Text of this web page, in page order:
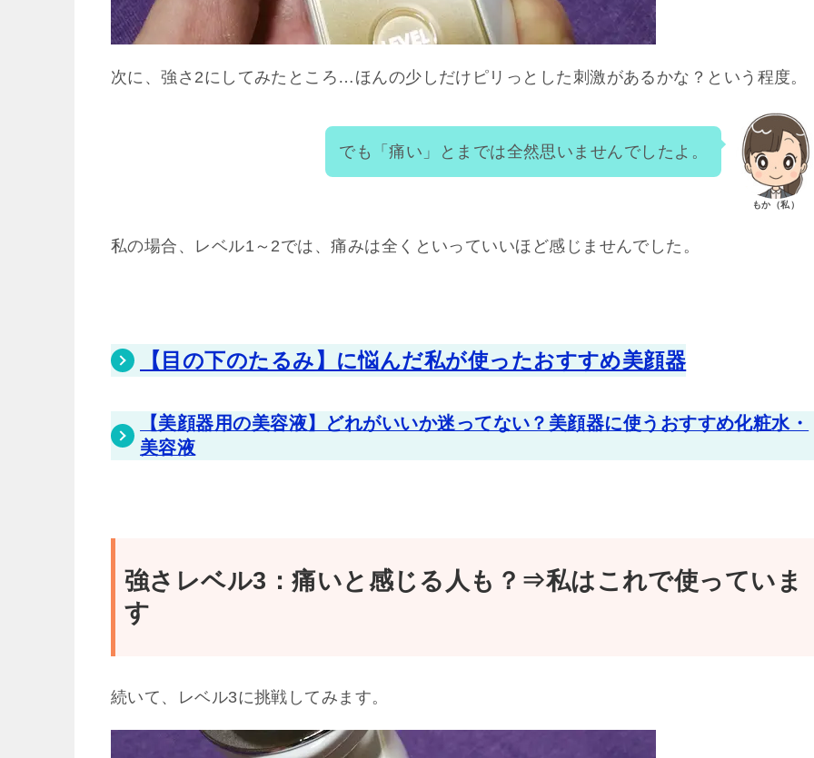
次に、強さ2にしてみたところ…ほんの少しだけピリっとした刺激があるかな？という程度。
でも「痛い」とまでは全然思いませんでしたよ。
もか（私）
私の場合、レベル1～2では、痛みは全くといっていいほど感じませんでした。
【目の下のたるみ】に悩んだ私が使ったおすすめ美顔器
【美顔器用の美容液】どれがいいか迷ってない？美顔器に使うおすすめ化粧水・
美容液
強さレベル3：痛いと感じる人も？⇒私はこれで使っていま
す
続いて、レベル3に挑戦してみます。